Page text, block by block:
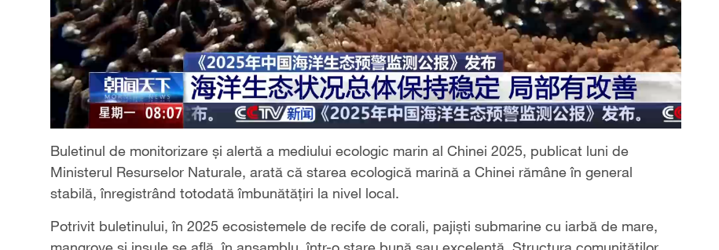
Buletinul de monitorizare și alertă a mediului ecologic marin al Chinei 2025, publicat luni de
Ministerul Resurselor Naturale, arată că starea ecologică marină a Chinei rămâne în general
stabilă, înregistrând totodată îmbunătățiri la nivel local.
Potrivit buletinului, în 2025 ecosistemele de recife de corali, pajiști submarine cu iarbă de mare,